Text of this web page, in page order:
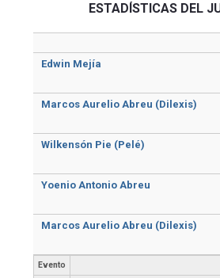
ESTADÍSTICAS DEL
Edwin Mejía
Marcos Aurelio Abreu (Dilexis)
Wilkensón Pie (Pelé)
Yoenio Antonio Abreu
Marcos Aurelio Abreu (Dilexis)
Evento